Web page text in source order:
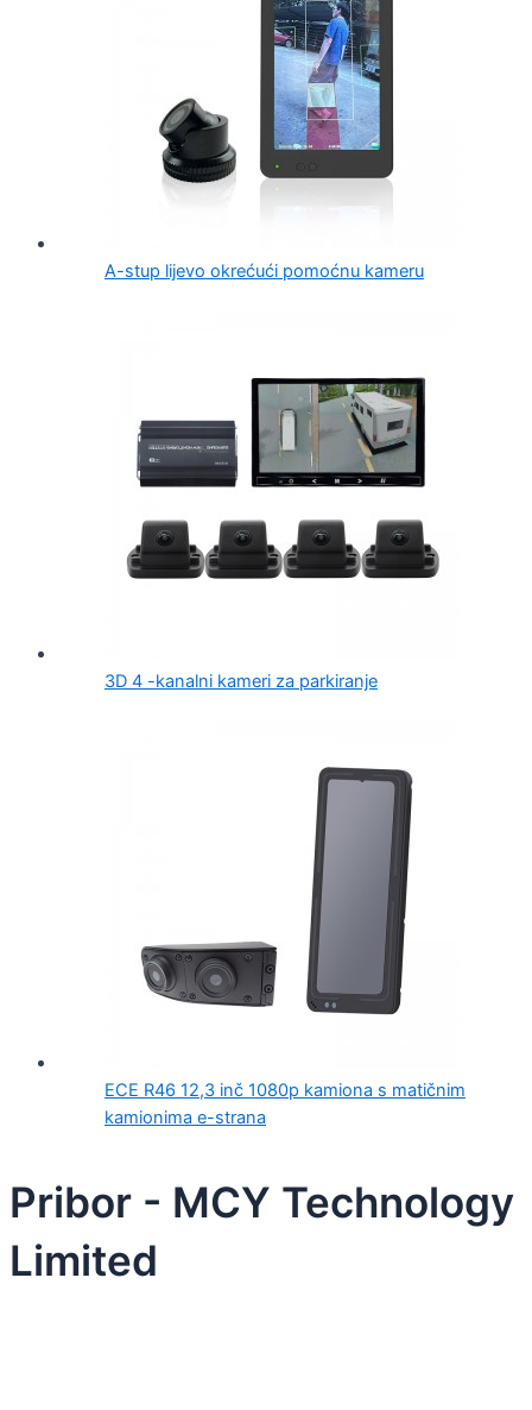
A-stup lijevo okrećući pomoćnu kameru
3D 4 -kanalni kameri za parkiranje
ECE R46 12,3 inč 1080p kamiona s matičnim
kamionima e-strana
Pribor - MCY Technology
Limited